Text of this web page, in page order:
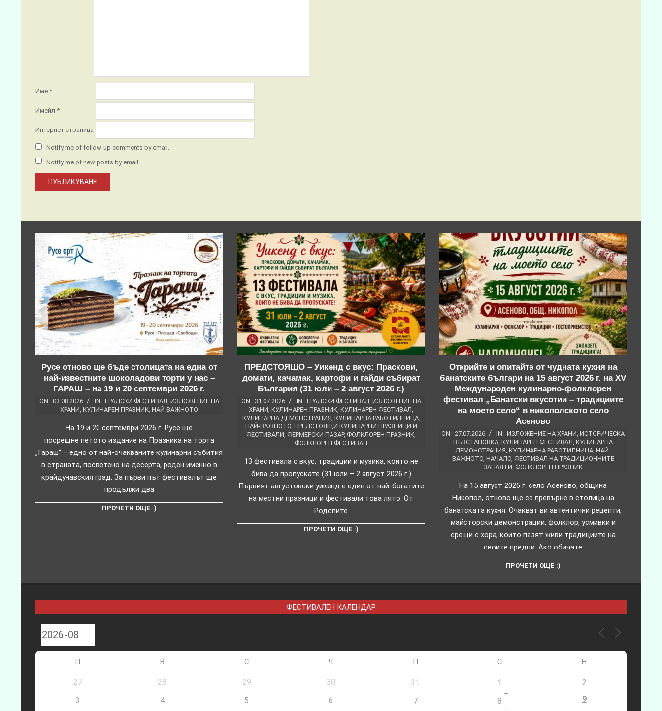
Име *
Имейл *
Интернет страница
Notify me of follow-up comments by email.
Notify me of new posts by email.
Русе отново ще бъде столицата на една от
най-известните шоколадови торти у нас –
ГАРАШ – на 19 и 20 септември 2026 г.
ON: 03.08.2026 IN: ГРАДСКИ ФЕСТИВАЛ ИЗЛОЖЕНИЕ НА
ХРАНИ КУЛИНАРЕН ПРАЗНИК НАЙ-ВАЖНОТО
На 19 и 20 септември 2026 г. Русе ще
посрещне петото издание на Празника на торта
„Гараш“ – едно от най-очакваните кулинарни събития
в страната, посветено на десерта, роден именно в
крайдунавския град. За първи път фестивалът ще
продължи два
ПРОЧЕТИ ОЩЕ :)
ПРЕДСТОЯЩО – Уикенд с вкус: Праскови,
домати, качамак, картофи и гайди събират
България (31 юли – 2 август 2026 г.)
ON: 31.07.2026 IN: ГРАДСКИ ФЕСТИВАЛ ИЗЛОЖЕНИЕ НА
ХРАНИ КУЛИНАРЕН ПРАЗНИК КУЛИНАРЕН ФЕСТИВАЛ
КУЛИНАРНА ДЕМОНСТРАЦИЯ КУЛИНАРНА РАБОТИЛНИЦА,
НАЙ-ВАЖНОТО, ПРЕДСТОЯЩИ КУЛИНАРНИ ПРАЗНИЦИ И
ФЕСТИВАЛИ ФЕРМЕРСКИ ПАЗАР, ФОЛКЛОРЕН ПРАЗНИК
ФОЛКЛОРЕН ФЕСТИВАЛ
13 фестивала с вкус, традиции и музика, които не
бива да пропускате (31 юли – 2 август 2026 г.)
Първият августовски уикенд е един от най-богатите
на местни празници и фестивали това лято. От
Родопите
ПРОЧЕТИ ОЩЕ :)
Открийте и опитайте от чудната кухня на
банатските българи на 15 август 2026 г. на XV
Международен кулинарно-фолклорен
фестивал „Банатски вкусотии – традициите
на моето село“ в никополското село
Асеново
ON: 27.07.2026 IN: ИЗЛОЖЕНИЕ НА ХРАНИ ИСТОРИЧЕСКА
ВЪЗСТАНОВКА КУЛИНАРЕН ФЕСТИВАЛ КУЛИНАРНА
ДЕМОНСТРАЦИЯ КУЛИНАРНА РАБОТИЛНИЦА НАЙ-
ВАЖНОТО, НАЧАЛО, ФЕСТИВАЛ НА ТРАДИЦИОННИТЕ
ЗАНАЯТИ ФОЛКЛОРЕН ПРАЗНИК
На 15 август 2026 г. село Асеново, община
Никопол, отново ще се превърне в столица на
банатската кухня. Очакват ви автентични рецепти,
майсторски демонстрации, фолклор, усмивки и
срещи с хора, които пазят живи традициите на
своите предци. Ако обичате
ПРОЧЕТИ ОЩЕ :)
ФЕСТИВАЛЕН КАЛЕНДАР
П В С Ч П С Н
27 28 29 30 31 1
2
3
4 5 6 7 8
+
9